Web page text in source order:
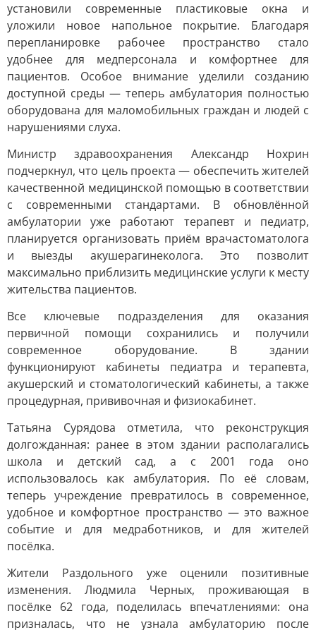
установили современные пластиковые окна и
уложили новое напольное покрытие. Благодаря
перепланировке рабочее пространство стало
удобнее для медперсонала и комфортнее для
пациентов. Особое внимание уделили созданию
доступной среды — теперь амбулатория полностью
оборудована для маломобильных граждан и людей с
нарушениями слуха.
Министр здравоохранения Александр Нохрин
подчеркнул, что цель проекта — обеспечить жителей
качественной медицинской помощью в соответствии
с современными стандартами. В обновлённой
амбулатории уже работают терапевт и педиатр,
планируется организовать приём врачастоматолога
и выезды акушерагинеколога. Это позволит
максимально приблизить медицинские услуги к месту
жительства пациентов.
Все ключевые подразделения для оказания
первичной помощи сохранились и получили
современное оборудование. В здании
функционируют кабинеты педиатра и терапевта,
акушерский и стоматологический кабинеты, а также
процедурная, прививочная и физиокабинет.
Татьяна Сурядова отметила, что реконструкция
долгожданная: ранее в этом здании располагались
школа и детский сад, а с 2001 года оно
использовалось как амбулатория. По её словам,
теперь учреждение превратилось в современное,
удобное и комфортное пространство — это важное
событие и для медработников, и для жителей
посёлка.
Жители Раздольного уже оценили позитивные
изменения. Людмила Черных, проживающая в
посёлке 62 года, поделилась впечатлениями: она
призналась, что не узнала амбулаторию после